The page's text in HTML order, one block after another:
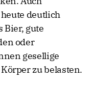
deutlich
Bier, gute
oder
gesellige
zu belasten.